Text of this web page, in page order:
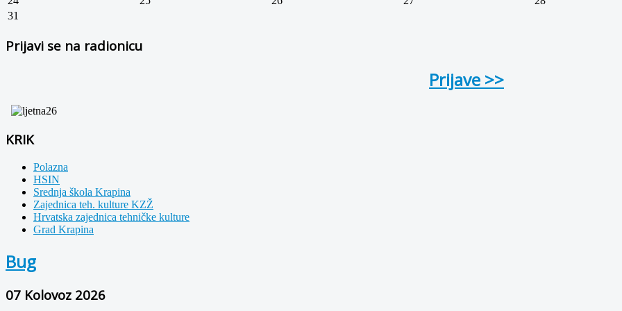
31
Prijavi se na radionicu
Prijave >>
KRIK
Polazna
HSIN
Srednja škola Krapina
Zajednica teh. kulture KZŽ
Hrvatska zajednica tehničke kulture
Grad Krapina
Bug
07 Kolovoz 2026